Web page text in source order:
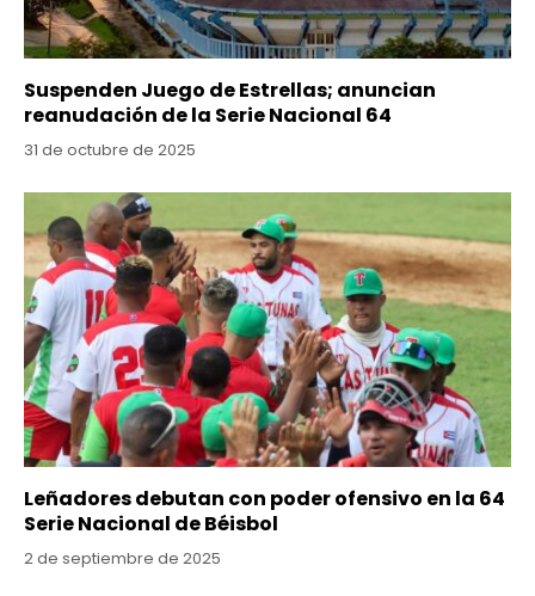
Suspenden Juego de Estrellas; anuncian
reanudación de la Serie Nacional 64
31 de octubre de 2025
Leñadores debutan con poder ofensivo en la 64
Serie Nacional de Béisbol
2 de septiembre de 2025